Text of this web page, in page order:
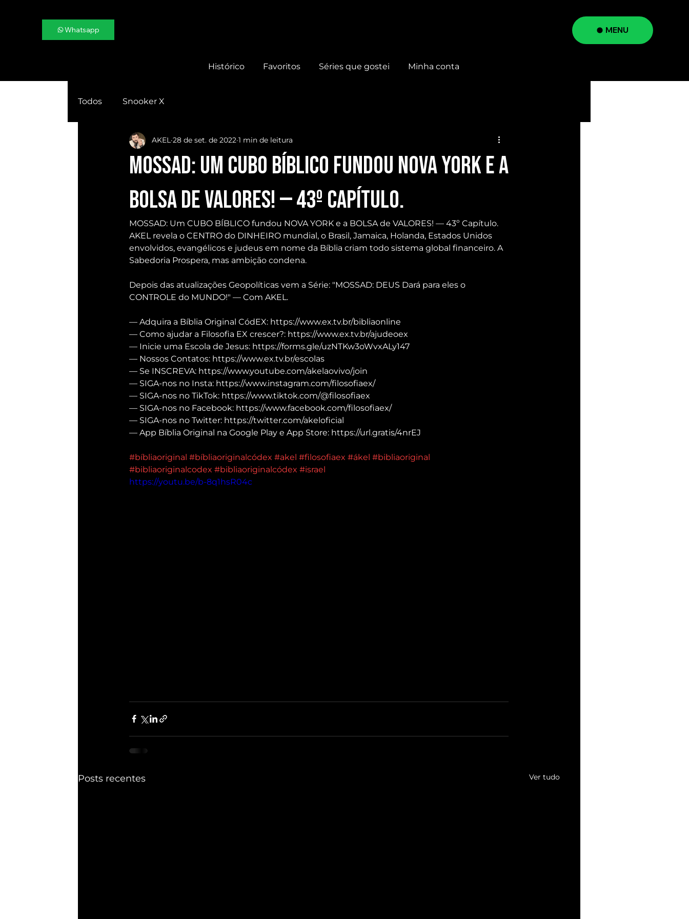
MENU
Whatsapp
Histórico Favoritos Séries que gostei Minha conta
Todos Snooker X
MOSSAD: Um CUBO BÍBLICO fundou NOVA YORK e a
BOLSA de VALORES! — 43º Capítulo.
AKEL 28 de set. de 2022 1 min de leitura
MOSSAD: Um CUBO BÍBLICO fundou NOVA YORK e a BOLSA de VALORES! — 43º Capítulo.
AKEL revela o CENTRO do DINHEIRO mundial, o Brasil, Jamaica, Holanda, Estados Unidos
envolvidos, evangélicos e judeus em nome da Bíblia criam todo sistema global financeiro. A
Sabedoria Prospera, mas ambição condena.
Depois das atualizações Geopolíticas vem a Série: "MOSSAD: DEUS Dará para eles o
CONTROLE do MUNDO!" — Com AKEL.
— Adquira a Bíblia Original CódEX: https://www.ex.tv.br/bibliaonline
— Como ajudar a Filosofia EX crescer?: https://www.ex.tv.br/ajudeoex
— Inicie uma Escola de Jesus: https://forms.gle/uzNTKw3oWvxALy147
— Nossos Contatos: https://www.ex.tv.br/escolas
— Se INSCREVA: https://www.youtube.com/akelaovivo/join
— SIGA-nos no Insta: https://www.instagram.com/filosofiaex/
— SIGA-nos no TikTok: https://www.tiktok.com/@filosofiaex
— SIGA-nos no Facebook: https://www.facebook.com/filosofiaex/
— SIGA-nos no Twitter: https://twitter.com/akeloficial
— App Bíblia Original na Google Play e App Store: https://url.gratis/4nrEJ
#bíbliaoriginal #bíbliaoriginalcódex #akel #filosofiaex #ákel #bibliaoriginal
#bibliaoriginalcodex #bibliaoriginalcódex #israel
https://youtu.be/b-8q1hsR04c
Posts recentes Ver tudo